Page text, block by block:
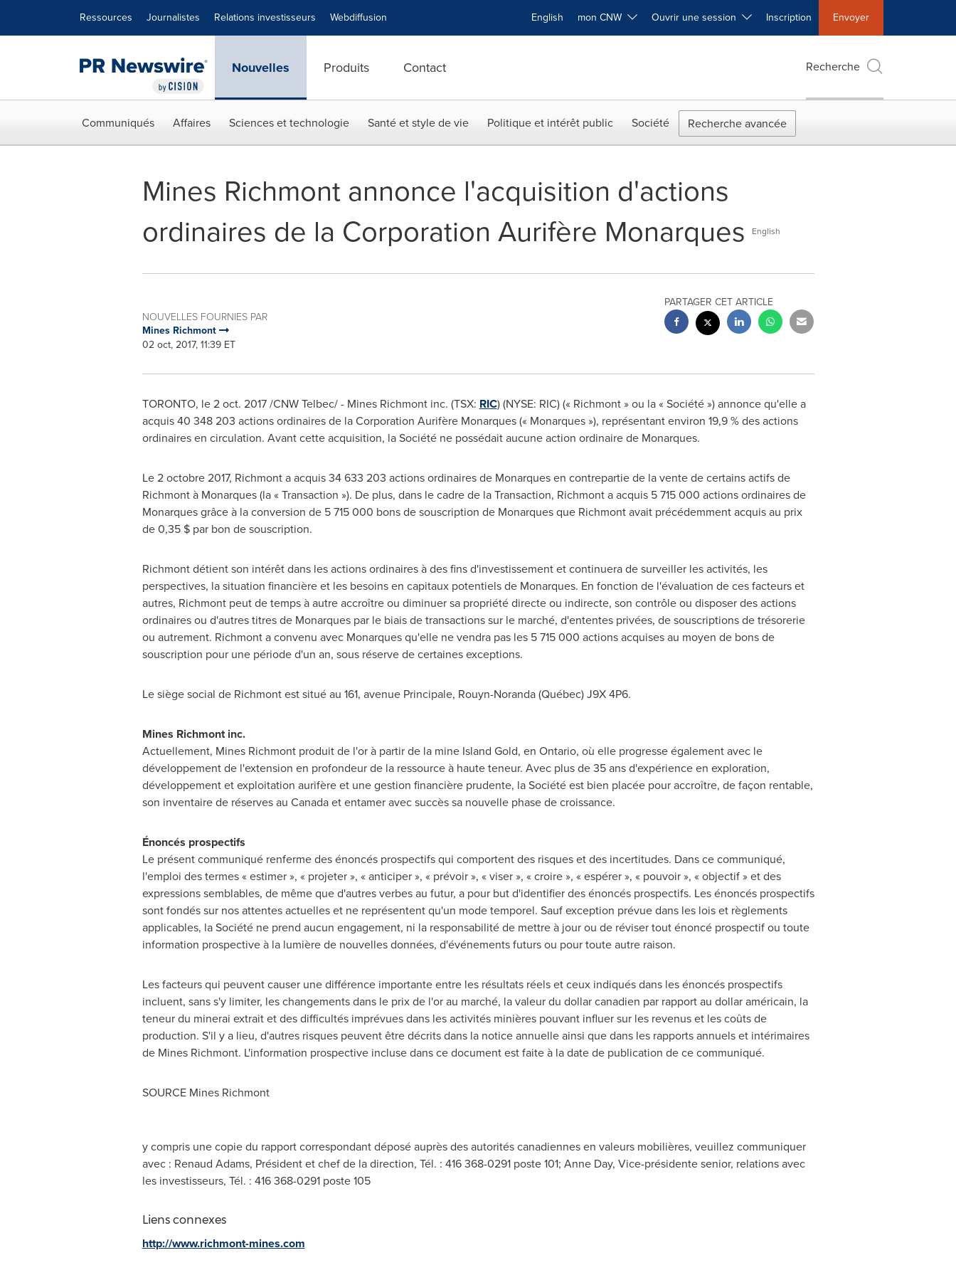
Ressources Journalistes Relations investisseurs Webdiffusion English mon CNW Ouvrir une session Inscription Envoyer
Nouvelles Produits Contact Recherche
Communiqués Affaires Sciences et technologie Santé et style de vie Politique et intérêt public Société Recherche avancée
Mines Richmont annonce l'acquisition d'actions
ordinaires de la Corporation Aurifère Monarques
English
NOUVELLES FOURNIES PAR
Mines Richmont
02 oct, 2017, 11:39 ET
PARTAGER CET ARTICLE
TORONTO, le2 oct. 2017/CNW Telbec/ - Mines Richmont inc. (TSX: RIC) (NYSE: RIC) (« Richmont » ou la « Société ») annonce qu'elle a
acquis 40 348 203 actions ordinaires de la Corporation Aurifère Monarques (« Monarques »), représentant environ 19,9 % des actions
ordinaires en circulation. Avant cette acquisition, la Société ne possédait aucune action ordinaire de Monarques.
Le 2 octobre 2017, Richmont a acquis 34 633 203 actions ordinaires de Monarques en contrepartie de la vente de certains actifs de
Richmont à Monarques (la « Transaction »). De plus, dans le cadre de la Transaction, Richmont a acquis 5 715 000 actions ordinaires de
Monarques grâce à la conversion de 5 715 000 bons de souscription de Monarques que Richmont avait précédemment acquis au prix
de 0,35 $ par bon de souscription.
Richmont détient son intérêt dans les actions ordinaires à des fins d'investissement et continuera de surveiller les activités, les
perspectives, la situation financière et les besoins en capitaux potentiels de Monarques. En fonction de l'évaluation de ces facteurs et
autres, Richmont peut de temps à autre accroître ou diminuer sa propriété directe ou indirecte, son contrôle ou disposer des actions
ordinaires ou d'autres titres de Monarques par le biais de transactions sur le marché, d'ententes privées, de souscriptions de trésorerie
ou autrement. Richmont a convenu avec Monarques qu'elle ne vendra pas les 5 715 000 actions acquises au moyen de bons de
souscription pour une période d'un an, sous réserve de certaines exceptions.
Le siège social de Richmont est situé au 161, avenue Principale, Rouyn-Noranda(Québec) J9X 4P6.
Mines Richmont inc.
Actuellement, Mines Richmont produit de l'or à partir de la mine Island Gold, en Ontario, où elle progresse également avec le
développement de l'extension en profondeur de la ressource à hauteteneur. Avec plus de 35 ans d'expérience en exploration,
développement et exploitation aurifère et une gestion financière prudente, la Société est bien placée pour accroître, de façon rentable,
son inventaire de réserves au Canadaet entamer avec succès sa nouvelle phase de croissance.
Énoncés prospectifs
Le présent communiqué renferme des énoncés prospectifs qui comportent des risques et des incertitudes. Dans ce communiqué,
l'emploi des termes « estimer », « projeter », « anticiper », « prévoir », « viser », « croire », « espérer », « pouvoir », « objectif » et des
expressions semblables, de même que d'autres verbes au futur, a pour but d'identifier des énoncés prospectifs. Les énoncés prospectifs
sont fondés sur nos attentes actuelles et ne représentent qu'un mode temporel. Sauf exception prévue dans les lois et règlements
applicables, la Société ne prend aucun engagement, ni la responsabilité de mettre à jour ou de réviser tout énoncé prospectif ou toute
information prospective à la lumière de nouvelles données, d'événements futurs ou pour toute autre raison.
Les facteurs qui peuvent causer une différence importante entre les résultats réels et ceux indiqués dans les énoncés prospectifs
incluent, sans s'y limiter, les changements dans le prix de l'or au marché, la valeur du dollar canadien par rapport au dollar américain, la
teneurdu minerai extrait et des difficultés imprévues dans les activités minières pouvant influer sur les revenus et les coûts de
production. S'il y a lieu, d'autres risques peuvent être décrits dans la notice annuelle ainsi que dans les rapports annuels et intérimaires
de Mines Richmont. L'information prospective incluse dans ce document est faite à la date de publication de ce communiqué.
SOURCE Mines Richmont
y compris une copie du rapport correspondant déposé auprès des autorités canadiennes en valeurs mobilières, veuillez communiquer
avec : Renaud Adams, Président et chef de la direction, Tél. : 416 368-0291 poste 101; Anne Day, Vice-présidente senior, relations avec
les investisseurs, Tél. : 416 368-0291 poste 105
Liens connexes
http://www.richmont-mines.com